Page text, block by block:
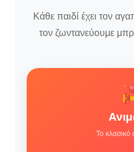
Κάθε παιδί έχει τον
τον ζωντανεύουμε
Το κλασικό